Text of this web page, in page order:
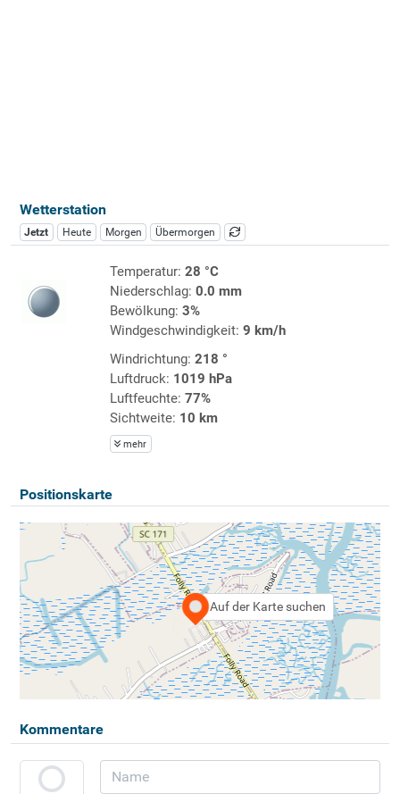
Wetterstation
Jetzt Heute Morgen Übermorgen
Temperatur: 28 °C
Niederschlag: 0.0 mm
Bewölkung: 3%
Windgeschwindigkeit: 9 km/h
Windrichtung: 218 °
Luftdruck: 1019 hPa
Luftfeuchte: 77%
Sichtweite: 10 km
mehr
Positionskarte
Auf der Karte suchen
Kommentare